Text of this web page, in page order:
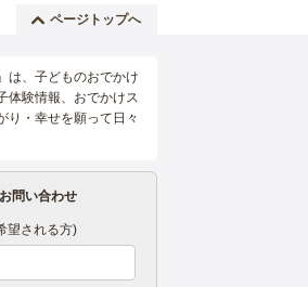
ページトップへ
は、子どものおでかけ
体験情報、おでかけス
り・幸せを願って日々
問い合わせ
望される方)